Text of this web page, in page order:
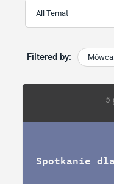
Filtered by:
Spotkanie